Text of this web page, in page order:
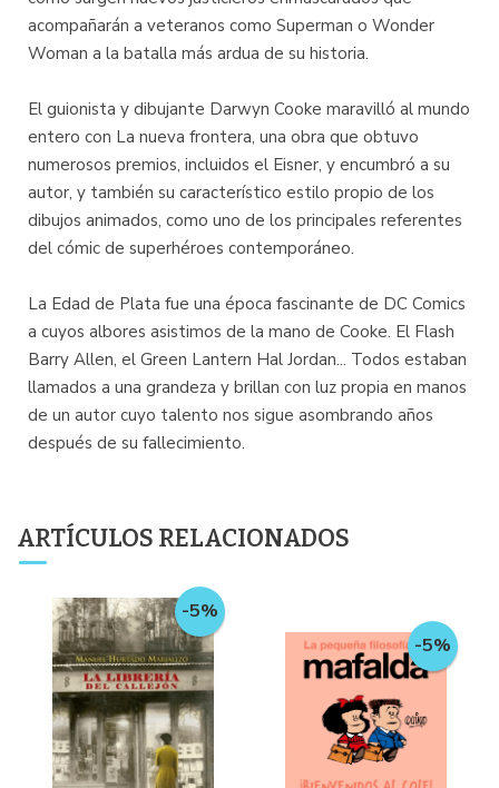
acompañarán a veteranos como Superman o Wonder
Woman a la batalla más ardua de su historia.
El guionista y dibujante Darwyn Cooke maravilló al mundo
entero con La nueva frontera, una obra que obtuvo
numerosos premios, incluidos el Eisner, y encumbró a su
autor, y también su característico estilo propio de los
dibujos animados, como uno de los principales referentes
del cómic de superhéroes contemporáneo.
La Edad de Plata fue una época fascinante de DC Comics
a cuyos albores asistimos de la mano de Cooke. El Flash
Barry Allen, el Green Lantern Hal Jordan... Todos estaban
llamados a una grandeza y brillan con luz propia en manos
de un autor cuyo talento nos sigue asombrando años
después de su fallecimiento.
ARTÍCULOS RELACIONADOS
-5%
-5%